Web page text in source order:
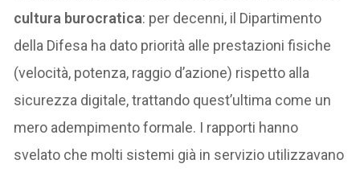
cultura burocratica: per decenni, il Dipartimento
della Difesa ha dato priorità alle prestazioni fisiche
(velocità, potenza, raggio d’azione) rispetto alla
sicurezza digitale, trattando quest’ultima come un
mero adempimento formale. I rapporti hanno
svelato che molti sistemi già in servizio utilizzavano